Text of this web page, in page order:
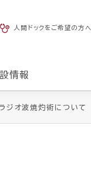
情報
人間ドックをご希望の方へ
ジオ波焼灼術について